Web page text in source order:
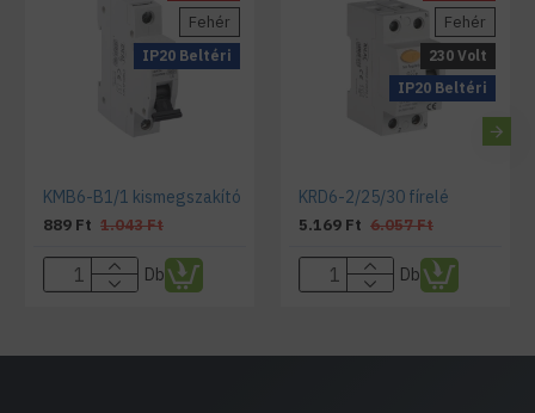
IP20 Beltéri
Fehér
KMB6-B1/1 kismegszakító
889 Ft 1.043 Ft
Db
IP20 Beltéri
Fehér
230 Volt
KRD6-2/25/30 fírelé
5.169 Ft 6.057 Ft
Db